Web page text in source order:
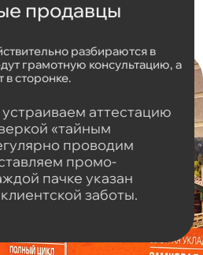
продавцы
разбираются в
грамотную консультацию, а
в сторонке.
аттестацию
«тайным
проводим
промо-
пачке указан
заботы.